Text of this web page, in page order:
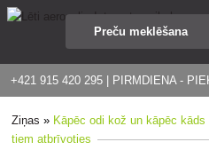
+421 915 420 295 | PIRMDIENA -
Ziņas » Kāpēc odi kož un kāpēc
tiem atbrīvoties